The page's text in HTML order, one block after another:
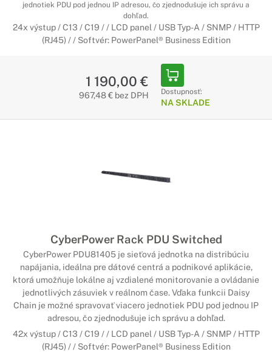
jednotiek PDU pod jednou IP adresou, čo zjednodušuje ich správu a
dohľad.
24x výstup / C13 / C19 / / LCD panel / USB Typ-A / SNMP / HTTP
(RJ45) / / Softvér: PowerPanel® Business Edition
1 190,00 €
967,48 € bez DPH Dostupnosť:
NA SKLADE
CyberPower Rack PDU Switched
CyberPower PDU81405 je sieťová jednotka na distribúciu
napájania, ideálna pre dátové centrá a podnikové aplikácie,
ktorá umožňuje lokálne aj vzdialené monitorovanie a ovládanie
jednotlivých zásuviek v reálnom čase. Vďaka funkcii Daisy
Chain je možné spravovať viacero jednotiek PDU pod jednou IP
adresou, čo zjednodušuje ich správu a dohľad.
42x výstup / C13 / C19 / / LCD panel / USB Typ-A / SNMP / HTTP
(RJ45) / / Softvér: PowerPanel® Business Edition